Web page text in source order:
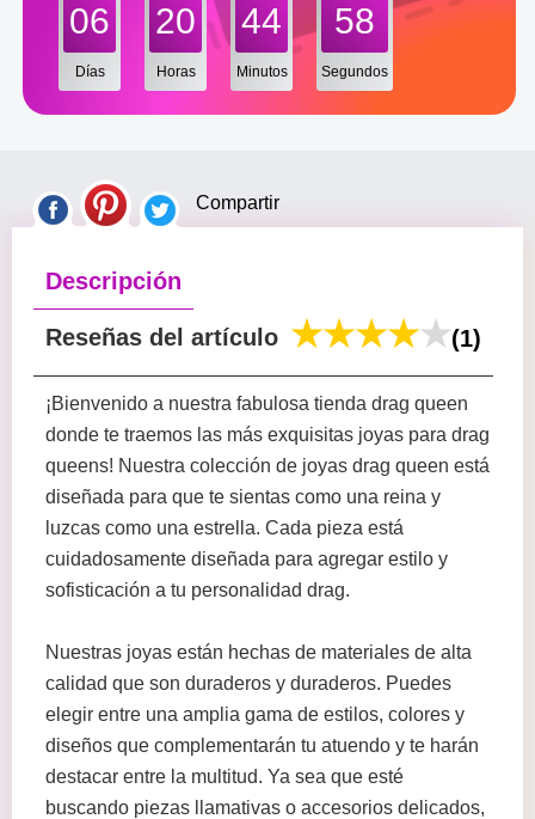
06
Días
20
Horas
44
Minutos
58
Segundos
Compartir
Descripción
Reseñas del artículo (1)
¡Bienvenido a nuestra fabulosa tienda drag queen
donde te traemos las más exquisitas joyas para drag
queens! Nuestra colección de joyas drag queen está
diseñada para que te sientas como una reina y
luzcas como una estrella. Cada pieza está
cuidadosamente diseñada para agregar estilo y
sofisticación a tu personalidad drag.
Nuestras joyas están hechas de materiales de alta
calidad que son duraderos y duraderos. Puedes
elegir entre una amplia gama de estilos, colores y
diseños que complementarán tu atuendo y te harán
destacar entre la multitud. Ya sea que esté
buscando piezas llamativas o accesorios delicados,